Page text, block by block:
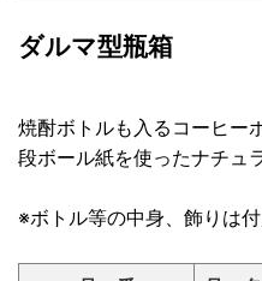
ダルマ型瓶箱
焼酎ボトルも入るコーヒー
段ボール紙を使ったナチュ
※ボトル等の中身、飾りは付